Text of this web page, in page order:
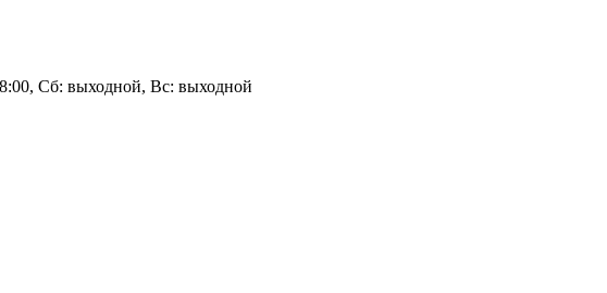
Сб: выходной, Вс: выходной